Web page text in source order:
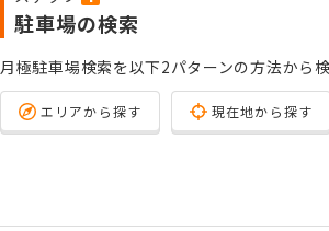
駐車場の検索
月極駐車場検索を以下2パターンの方法から
エリアから探す 現在地から探す